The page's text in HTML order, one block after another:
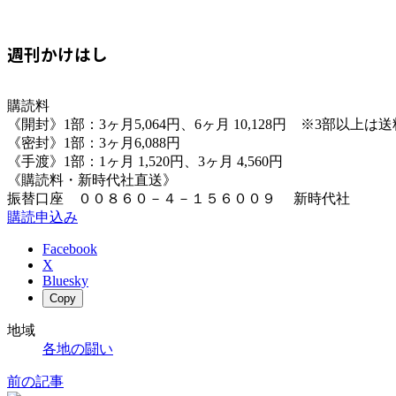
週刊かけはし
購読料
《開封》1部：3ヶ月5,064円、6ヶ月 10,128円 ※3部以上は送
《密封》1部：3ヶ月6,088円
《手渡》1部：1ヶ月 1,520円、3ヶ月 4,560円
《購読料・新時代社直送》
振替口座 ００８６０－４－１５６００９ 新時代社
購読申込み
Facebook
X
Bluesky
Copy
地域
各地の闘い
前の記事